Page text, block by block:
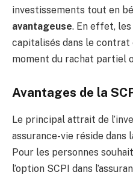
investissements tout en
avantageuse. En effet,
capitalisés dans le contrat
moment du rachat partiel
Avantages de la
Le principal attrait de
assurance-vie réside dans
Pour les personnes
l’option SCPI dans